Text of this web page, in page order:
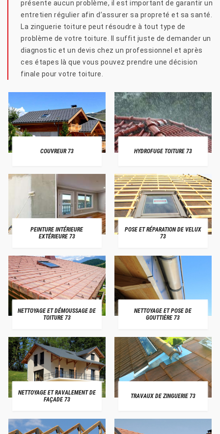
présente aucun problème, il est important de garantir un
entretien régulier afin d’assurer sa propreté et sa santé.
La zinguerie toiture peut résoudre à tout type de
problème de votre toiture. Il suffit juste de demander un
diagnostic et un devis chez un professionnel et après
ces étapes là que vous pouvez prendre une décision
finale pour votre toiture.
COUVREUR 73 HYDROFUGE TOITURE 73
PEINTURE INTÉRIEURE
EXTÉRIEURE 73
POSE ET RÉPARATION DE VELUX
73
NETTOYAGE ET DÉMOUSSAGE DE
TOITURE 73
NETTOYAGE ET POSE DE
GOUTTIÈRE 73
NETTOYAGE ET RAVALEMENT DE
FAÇADE 73
TRAVAUX DE ZINGUERIE 73